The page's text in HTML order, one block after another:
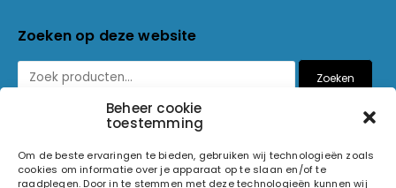
Beheer cookie
toestemming
Om de beste ervaringen te bieden, gebruiken wij technologieën zoals
cookies om informatie over je apparaat op te slaan en/of te
raadplegen. Door in te stemmen met deze technologieën kunnen wij
Zoeken op deze website
Zoeken